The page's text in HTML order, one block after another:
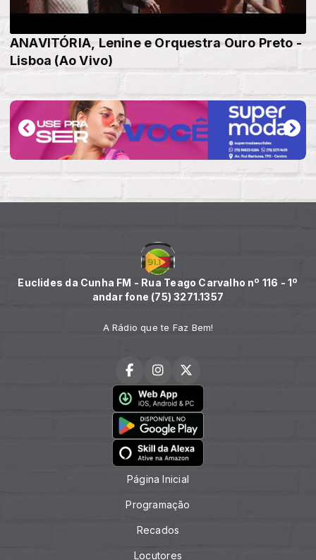
ANAVITÓRIA, Lenine e Orquestra Ouro Preto -
Lisboa (Ao Vivo)
Euclides da Cunha FM - Rua Teago Carvalho nº 116 - 1º
andar fone (75) 3271.1357
A Rádio que te Faz Bem!
Página Inicial
Programação
Recados
Locutores